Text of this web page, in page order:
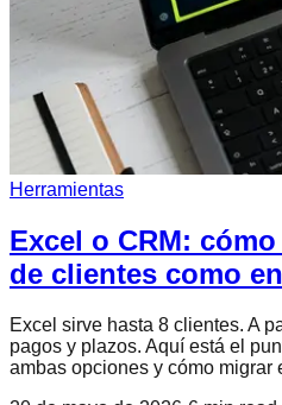
Herramientas
Excel o CRM:
de clientes como
Excel sirve hasta 8 clientes. A
pagos y plazos. Aquí está el
ambas opciones y cómo migrar